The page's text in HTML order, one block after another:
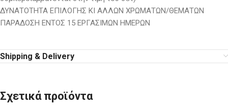
ΔΥΝΑΤΟΤΗΤΑ ΕΠΙΛΟΓΗΣ ΚΙ ΑΛΛΩΝ ΧΡΩΜΑΤΩΝ/ΘΕΜΑΤΩΝ
ΠΑΡΑΔΟΣΗ ΕΝΤΟΣ 15 ΕΡΓΑΣΙΜΩΝ ΗΜΕΡΩΝ
Shipping & Delivery
Σχετικά προϊόντα